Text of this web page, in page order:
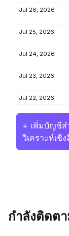
Jul 26, 2026
Jul 25, 2026
Jul 24, 2026
Jul 23, 2026
Jul 22, 2026
+ เพิ่มบัญชีส
วิเคราะห์เชิง
กำลังติดต